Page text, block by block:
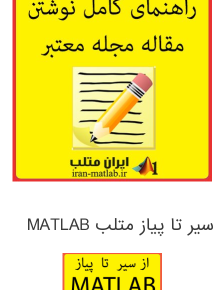
سیر تا پیاز متلب MATLAB